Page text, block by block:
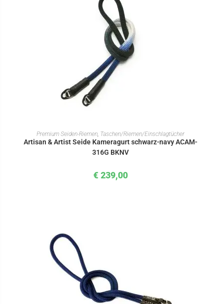
IN DEN WARENKORB
Premium Seiden-Riemen, Taschen/Riemen/Einschlagtücher
Artisan & Artist Seide Kameragurt schwarz-navy ACAM-
316G BKNV
€ 239,00